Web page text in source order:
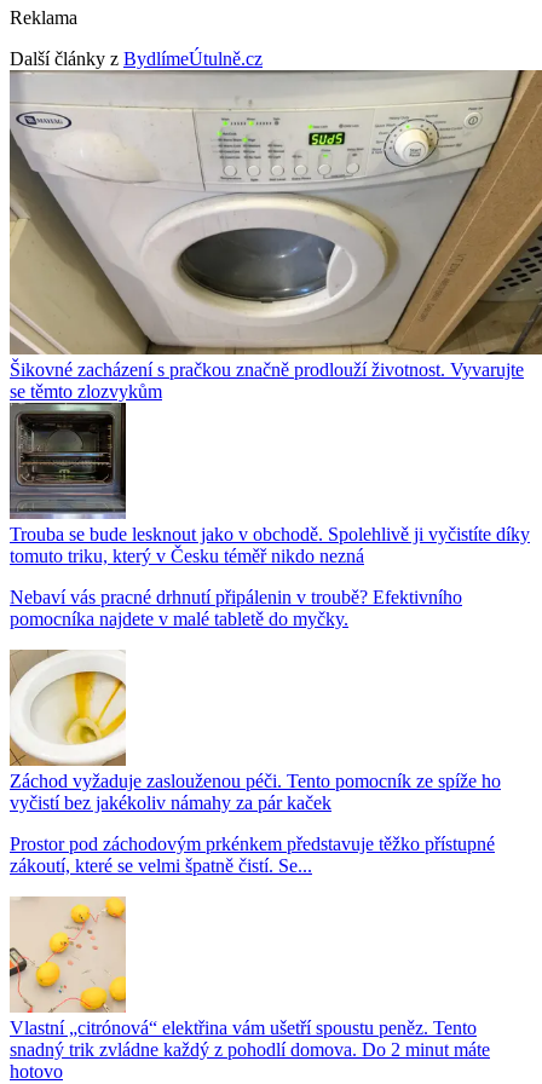
Reklama
Další články z BydlímeÚtulně.cz
Šikovné zacházení s pračkou značně prodlouží životnost. Vyvarujte
se těmto zlozvykům
Trouba se bude lesknout jako v obchodě. Spolehlivě ji vyčistíte díky
tomuto triku, který v Česku téměř nikdo nezná
Nebaví vás pracné drhnutí připálenin v troubě? Efektivního
pomocníka najdete v malé tabletě do myčky.
Záchod vyžaduje zaslouženou péči. Tento pomocník ze spíže ho
vyčistí bez jakékoliv námahy za pár kaček
Prostor pod záchodovým prkénkem představuje těžko přístupné
zákoutí, které se velmi špatně čistí. Se...
Vlastní „citrónová“ elektřina vám ušetří spoustu peněz. Tento
snadný trik zvládne každý z pohodlí domova. Do 2 minut máte
hotovo